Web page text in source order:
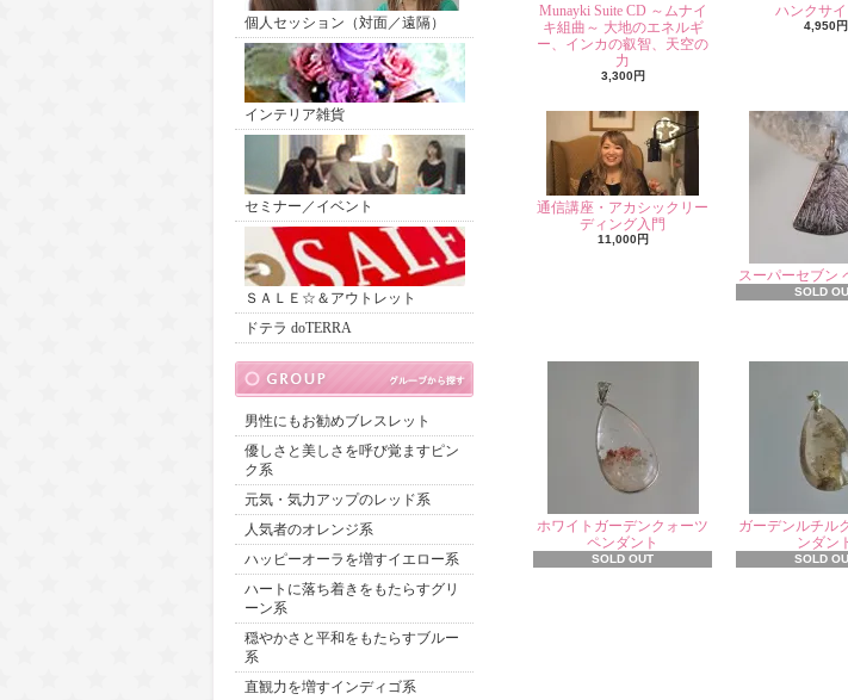
個人セッション（対面／遠隔）
インテリア雑貨
セミナー／イベント
ＳＡＬＥ☆＆アウトレット
ドテラ doTERRA
男性にもお勧めブレスレット
優しさと美しさを呼び覚ますピン
ク系
元気・気力アップのレッド系
人気者のオレンジ系
ハッピーオーラを増すイエロー系
ハートに落ち着きをもたらすグリ
ーン系
穏やかさと平和をもたらすブルー
系
直観力を増すインディゴ系
Munayki Suite CD ～ムナイ
キ組曲～ 大地のエネルギ
ー、インカの叡智、天空の
力
3,300円
ハンクサ
4,950円
通信講座・アカシックリー
ディング入門
11,000円
スーパーセブン
SOLD
ホワイトガーデンクォーツ
ペンダント
SOLD OUT
ガーデンルチル
ンダン
SOLD